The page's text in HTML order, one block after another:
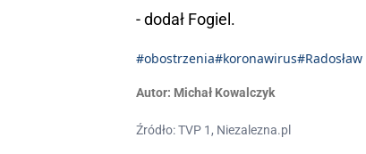
- dodał Fogiel.
#obostrzenia#koronawirus
Autor: Michał Kowalczyk
Źródło: TVP 1, Niezalezna.pl